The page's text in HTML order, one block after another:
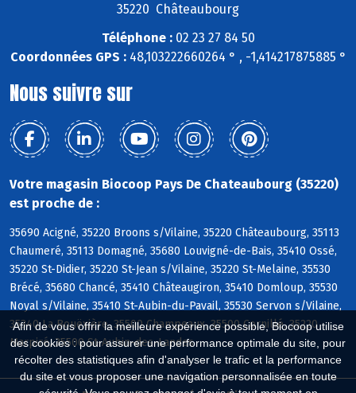
Afin de vous offrir la meilleure expérience possible, Biocoop utilise
des cookies : pour assurer une performance optimale du site, pour
récolter des statistiques afin d'analyser le trafic et la performance
du site et vous proposer une navigation personnalisée en toute
35220 Châteaubourg
Téléphone :02 23 27 84 50
Coordonnées GPS :48,103222660264 ° , -1,414217875885 °
Nous suivre sur
Votre magasin Biocoop Pays De Chateaubourg (35220)
est proche de :
35690 Acigné, 35220 Broons s/Vilaine, 35220 Châteaubourg, 35113
Chaumeré, 35113 Domagné, 35680 Louvigné-de-Bais, 35410 Ossé,
35220 St-Didier, 35220 St-Jean s/Vilaine, 35220 St-Melaine, 35530
Brécé, 35680 Chancé, 35410 Châteaugiron, 35410 Domloup, 35530
Noyal s/Vilaine, 35410 St-Aubin-du-Pavail, 35530 Servon s/Vilaine,
35340 La Bouëxière, 35500 Champeaux, 35500 Cornillé, 35220
Marpiré, 35500 St-Aubin-des-Landes